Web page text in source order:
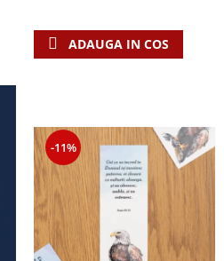
ADAUGA IN COS
-11%